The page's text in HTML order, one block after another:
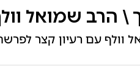
\ הרב שמואל
וולף עם רעיון קצר